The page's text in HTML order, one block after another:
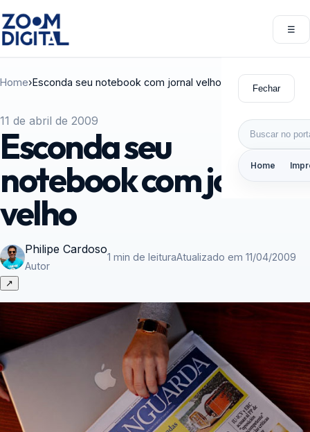
☰
Fechar
Buscar por:
Home
Home›Esconda seu notebook com jornal velho
11 de abril de 2009
Esconda seu
notebook com jornal
velho
Philipe Cardoso
Autor
1 min de leituraAtualizado em 11/04/2009
↗